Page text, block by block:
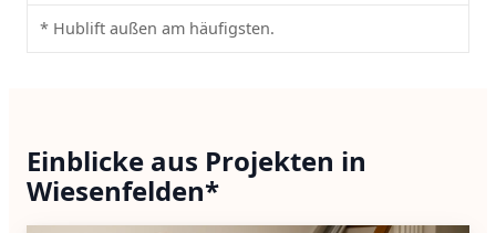
* Hublift außen am häufigsten.
Einblicke aus Projekten in
Wiesenfelden*